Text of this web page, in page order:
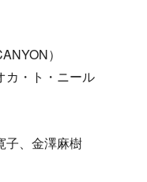
）
カ・ト・ニール
子、金澤麻樹